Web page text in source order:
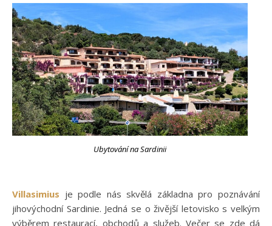
Ubytování na Sardinii
Villasimius je podle nás skvělá základna pro poznávání
jihovýchodní Sardinie. Jedná se o živější letovisko s velkým
výběrem restaurací, obchodů a služeb. Večer se zde dá